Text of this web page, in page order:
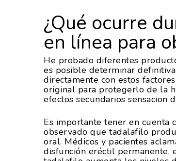
¿Qué ocurre
en línea para
He probado diferentes
es posible determinar
directamente con estos
original para protegerlo de la
efectos secundarios sensacion
Es importante tener en cuenta
observado que tadalafilo
oral. Médicos y pacientes
disfunción eréctil permanente,